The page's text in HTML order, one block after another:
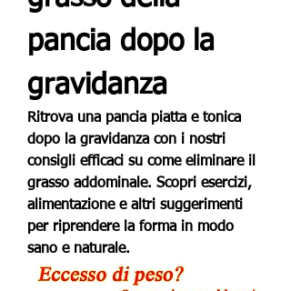
pancia dopo la
gravidanza
Ritrova una pancia piatta e tonica
dopo la gravidanza con i nostri
consigli efficaci su come eliminare il
grasso addominale. Scopri esercizi,
alimentazione e altri suggerimenti
per riprendere la forma in modo
sano e naturale.